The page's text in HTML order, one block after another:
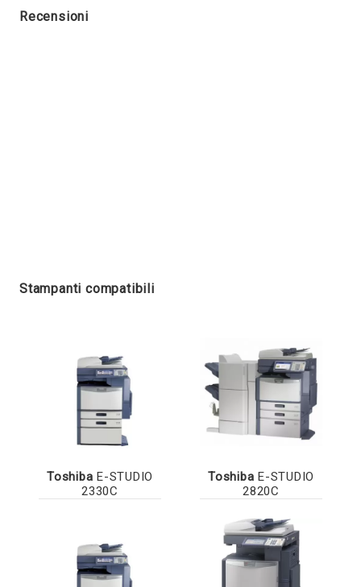
Recensioni
Stampanti compatibili
Toshiba E-STUDIO
2330C
Toshiba E-STUDIO
2820C